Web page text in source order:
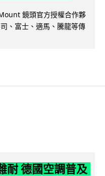
鏡頭官方授權合作夥
、富士、適馬、騰龍等傳
耐 德國空調普及